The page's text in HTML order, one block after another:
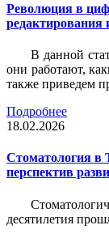
Революция в
В данной
они работают,
также приведем
Подробнее
18.02.2026
Стоматология в
перспектив
десятилетия